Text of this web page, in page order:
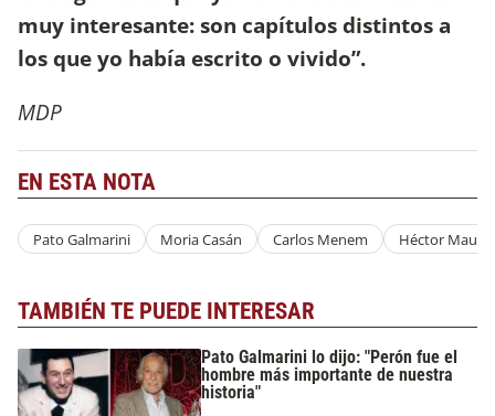
muy interesante: son capítulos distintos a
los que yo había escrito o vivido”.
MDP
EN ESTA NOTA
Pato Galmarini Moria Casán Carlos Menem Héctor
TAMBIÉN TE PUEDE INTERESAR
Pato Galmarini lo dijo: "Perón fue el
hombre más importante de nuestra
historia"